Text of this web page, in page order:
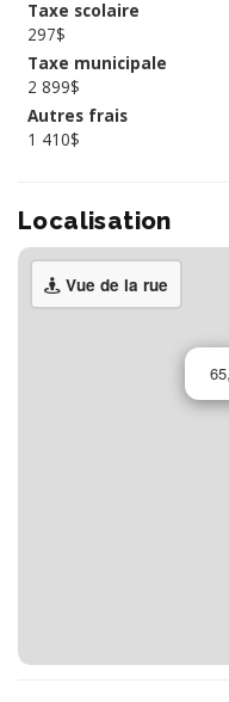
Taxe scolaire
297$
Taxe municipale
2 899$
Autres frais
1 410$
Localisation
Vue de la rue